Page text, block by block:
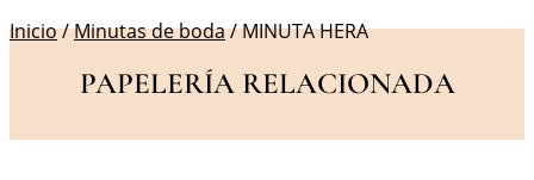
Inicio/Minutas de boda/ MINUTA HERA
PAPELERÍA RELACIONADA